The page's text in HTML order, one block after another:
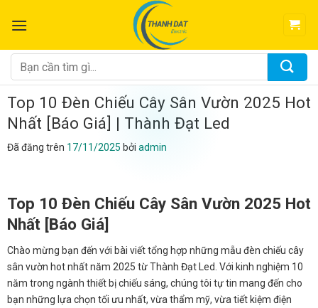
đến
dung
Tìm
kiếm:
Top 10 Đèn Chiếu Cây Sân Vườn 2025 Hot
Nhất [Báo Giá] | Thành Đạt Led
Đã đăng trên 17/11/2025 bởi admin
Top 10 Đèn Chiếu Cây Sân Vườn 2025 Hot
Nhất [Báo Giá]
Chào mừng bạn đến với bài viết tổng hợp những mẫu đèn chiếu cây
sân vườn hot nhất năm 2025 từ Thành Đạt Led. Với kinh nghiệm 10
năm trong ngành thiết bị chiếu sáng, chúng tôi tự tin mang đến cho
bạn những lựa chọn tối ưu nhất, vừa thẩm mỹ, vừa tiết kiệm điện